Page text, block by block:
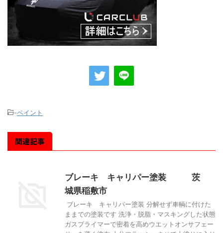
-ペイント
関連記事
ブレーキ キャリパー塗装 茨
城県稲敷市
ブレーキ キャリパー塗装 分解せず車輌に付けた
ままでの塗装です 洗浄・脱脂・マスキングした状態
ガスプライマーで密着を高めウエットオンサフェー